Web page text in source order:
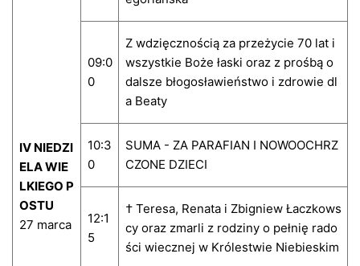
IV NIEDZI
ELA WIE
LKIEGO P
OSTU
27 marca
09:0
0
Z wdzięcznością za przeżycie 70 lat i
wszystkie Boże łaski oraz z prośbą o
dalsze błogosławieństwo i zdrowie dl
a Beaty
10:3
0
SUMA - ZA PARAFIAN I NOWOOCHRZ
CZONE DZIECI
12:1
5
† Teresa, Renata i Zbigniew Łaczkows
cy oraz zmarli z rodziny o pełnię rado
ści wiecznej w Królestwie Niebieskim